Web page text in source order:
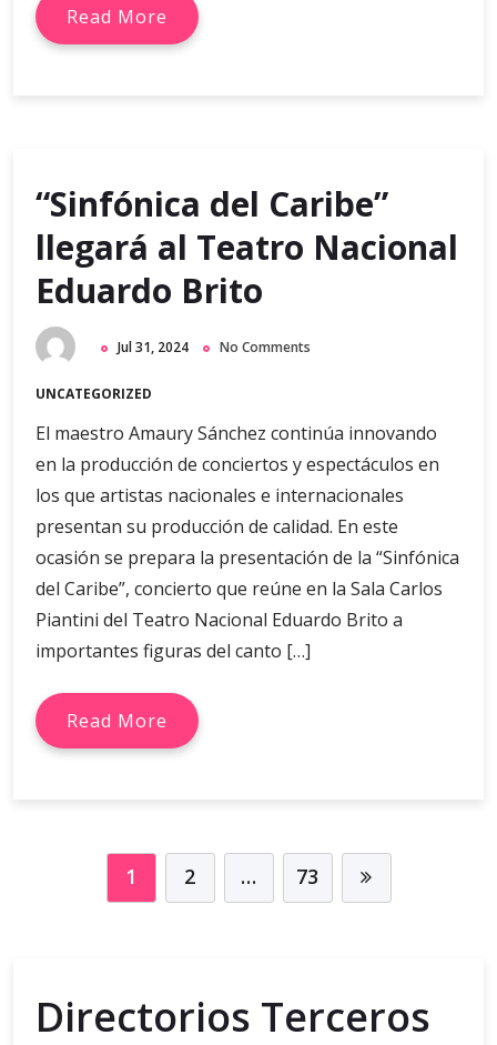
Read More
“Sinfónica del Caribe”
llegará al Teatro Nacional
Eduardo Brito
Jul 31, 2024 No Comments
UNCATEGORIZED
El maestro Amaury Sánchez continúa innovando
en la producción de conciertos y espectáculos en
los que artistas nacionales e internacionales
presentan su producción de calidad. En este
ocasión se prepara la presentación de la “Sinfónica
del Caribe”, concierto que reúne en la Sala Carlos
Piantini del Teatro Nacional Eduardo Brito a
importantes figuras del canto […]
Read More
1 2 … 73
Directorios Terceros